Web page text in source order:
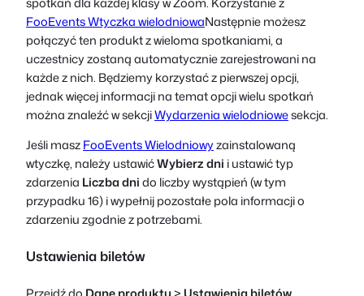
FooEvents Wtyczka wielodniowaNastępnie możesz
połączyć ten produkt z wieloma spotkaniami, a
uczestnicy zostaną automatycznie zarejestrowani na
każde z nich. Będziemy korzystać z pierwszej opcji,
jednak więcej informacji na temat opcji wielu spotkań
można znaleźć w sekcjiWydarzenia wielodniowesekcja.
Jeśli maszFooEvents Wielodniowyzainstalowaną
wtyczkę, należy ustawićWybierz dni i ustawić typ
zdarzenia Liczba dnido liczby wystąpień (w tym
przypadku 16) i wypełnij pozostałe pola informacji o
zdarzeniu zgodnie z potrzebami.
Ustawienia biletów